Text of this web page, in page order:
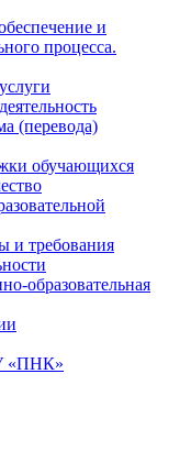
и
процесса.
(перевода)
обучающихся
и требования
образовательная
«ПНК»